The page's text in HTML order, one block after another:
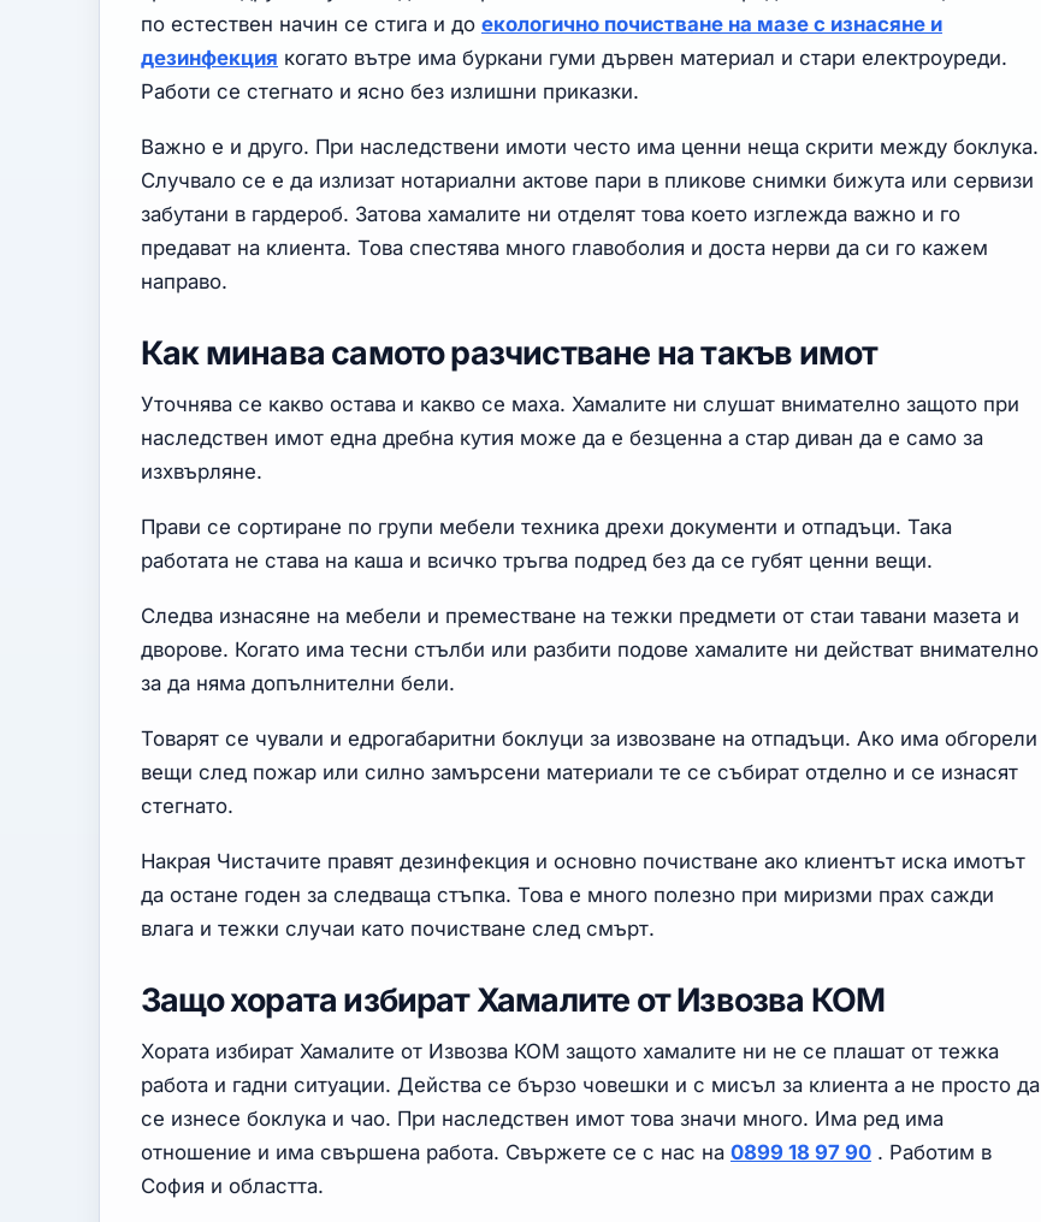
по естествен начин се стига и до екологично почистване на мазе с изнасяне и
дезинфекция когато вътре има буркани гуми дървен материал и стари електроуреди.
Работи се стегнато и ясно без излишни приказки.
Важно е и друго. При наследствени имоти често има ценни неща скрити между боклука.
Случвало се е да излизат нотариални актове пари в пликове снимки бижута или сервизи
забутани в гардероб. Затова хамалите ни отделят това което изглежда важно и го
предават на клиента. Това спестява много главоболия и доста нерви да си го кажем
направо.
Как минава самото разчистване на такъв имот
Уточнява се какво остава и какво се маха. Хамалите ни слушат внимателно защото при
наследствен имот една дребна кутия може да е безценна а стар диван да е само за
изхвърляне.
Прави се сортиране по групи мебели техника дрехи документи и отпадъци. Така
работата не става на каша и всичко тръгва подред без да се губят ценни вещи.
Следва изнасяне на мебели и преместване на тежки предмети от стаи тавани мазета и
дворове. Когато има тесни стълби или разбити подове хамалите ни действат внимателно
за да няма допълнителни бели.
Товарят се чували и едрогабаритни боклуци за извозване на отпадъци. Ако има обгорели
вещи след пожар или силно замърсени материали те се събират отделно и се изнасят
стегнато.
Накрая Чистачите правят дезинфекция и основно почистване ако клиентът иска имотът
да остане годен за следваща стъпка. Това е много полезно при миризми прах сажди
влага и тежки случаи като почистване след смърт.
Защо хората избират Хамалите от Извозва КОМ
Хората избират Хамалите от Извозва КОМ защото хамалите ни не се плашат от тежка
работа и гадни ситуации. Действа се бързо човешки и с мисъл за клиента а не просто да
се изнесе боклука и чао. При наследствен имот това значи много. Има ред има
отношение и има свършена работа. Свържете се с нас на 0899 18 97 90 . Работим в
София и областта.